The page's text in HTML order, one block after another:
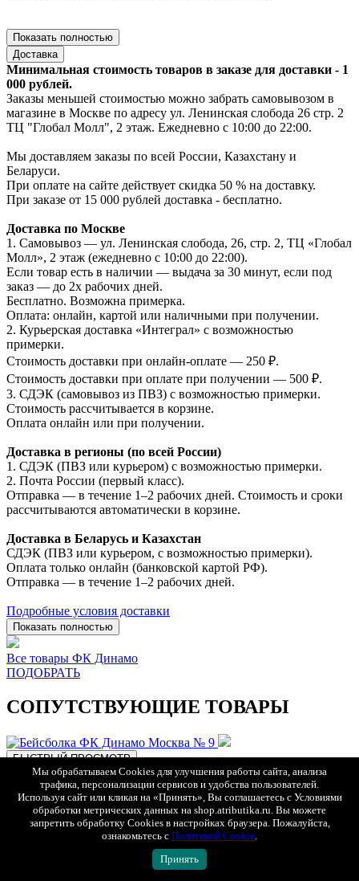
Показать полностью
Доставка
Минимальная стоимость товаров в заказе для доставки - 1
000 рублей.
Заказы меньшей стоимостью можно забрать самовывозом в
магазине в Москве по адресу ул. Ленинская слобода 26 стр. 2
ТЦ "Глобал Молл", 2 этаж. Ежедневно с 10:00 до 22:00.
Мы доставляем заказы по всей России, Казахстану и
Беларуси.
При оплате на сайте действует скидка 50 % на доставку.
При заказе от 15 000 рублей доставка - бесплатно.
Доставка по Москве
1. Самовывоз — ул. Ленинская слобода, 26, стр. 2, ТЦ «Глобал
Молл», 2 этаж (ежедневно с 10:00 до 22:00).
Если товар есть в наличии — выдача за 30 минут, если под
заказ — до 2х рабочих дней.
Бесплатно. Возможна примерка.
Оплата: онлайн, картой или наличными при получении.
2. Курьерская доставка «Интеграл» с возможностью
примерки.
Стоимость доставки при онлайн-оплате — 250 ₽.
Стоимость доставки при оплате при получении — 500 ₽.
3. СДЭК (самовывоз из ПВЗ) с возможностью примерки.
Стоимость рассчитывается в корзине.
Оплата онлайн или при получении.
Доставка в регионы (по всей России)
1. СДЭК (ПВЗ или курьером) с возможностью примерки.
2. Почта России (первый класс).
Отправка — в течение 1–2 рабочих дней. Стоимость и сроки
рассчитываются автоматически в корзине.
Доставка в Беларусь и Казахстан
СДЭК (ПВЗ или курьером, с возможностью примерки).
Оплата только онлайн (банковской картой РФ).
Отправка — в течение 1–2 рабочих дней.
Подробные условия доставки
Показать полностью
Все товары ФК Динамо
ПОДОБРАТЬ
СОПУТСТВУЮЩИЕ ТОВАРЫ
БЫСТРЫЙ ПРОСМОТР
Мы обрабатываем Cookies для улучшения работы сайта, анализа
трафика, персонализации сервисов и удобства пользователей.
Используя сайт или кликая на «Принять», Вы соглашаетесь с Условиями
обработки метрических данных на shop.atributika.ru. Вы можете
запретить обработку Cookies в настройках браузера. Пожалуйста,
ознакомьтесь с Политикой Cookie.
Принять